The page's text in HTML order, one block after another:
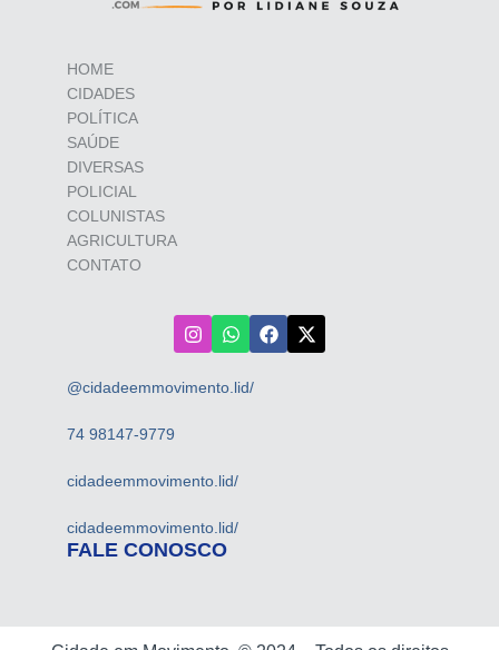
HOME
CIDADES
POLÍTICA
SAÚDE
DIVERSAS
POLICIAL
COLUNISTAS
AGRICULTURA
CONTATO
@cidadeemmovimento.lid/
74 98147-9779
cidadeemmovimento.lid/
cidadeemmovimento.lid/
FALE CONOSCO